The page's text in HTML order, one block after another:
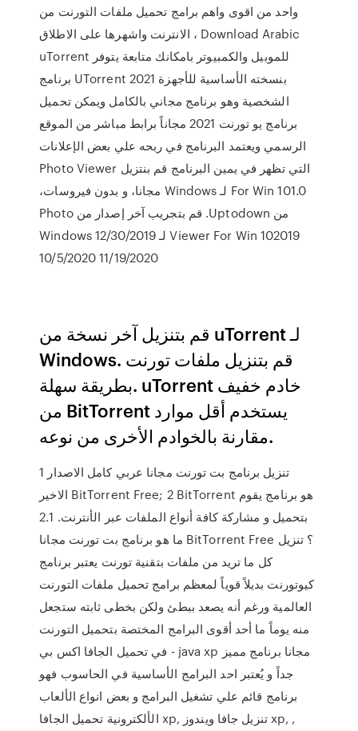
واحد من اقوى واهم برامج تحميل ملفات التورنت من
الانترنت واشهرها على الاطلاق ، Download Arabic
uTorrent للموبيل والكمبيوتر بامكانك متابعة يتوفر
برنامج UTorrent 2021 بنسخته الأساسية للأجهزة
الشخصية وهو برنامج مجاني بالكامل ويمكن تحميل
برنامج يو تورنت 2021 مجاناً برابط مباشر من الموقع
الرسمي ويعتمد البرنامج في ربحه علي بعض الإعلانات
التي تظهر في يمين البرنامج ‫قم بنتزيل Photo Viewer
For Win 101.0 لـ Windows مجانا، و بدون فيروسات،
من Uptodown. قم بتجريب آخر إصدار من Photo
Viewer For Win 102019 لـ Windows 12/30/2019
10/5/2020 11/19/2020
قم بتنزيل آخر نسخة من uTorrent لـ
Windows. قم بتنزيل ملفات تورنت
بطريقة سهلة. uTorrent خادم خفيف
من BitTorrent يستخدم أقل موارد
مقارنة بالخوادم الأخرى من نوعه.
1 تنزيل برنامج بت تورنت مجانا عربي كامل الاصدار
الاخير BitTorrent Free; 2 BitTorrent هو برنامج يقوم
بتحميل و مشاركة كافة أنواع الملفات عبر الأنترنت. 2.1
ما هو برنامج بت تورنت مجانا BitTorrent Free ؟ تنزيل
كل ما تريد من ملفات بتقنية تورنت يعتبر برنامج
كيوتورنت بديلاً قوياً لمعظم برامج تحميل ملفات التورنت
العالمية ورغم أنه يصعد ببطئ ولكن بخطى ثابته ستجعل
منه يوماً ما أحد أقوى البرامج المختصة بتحميل التورنت
في تحميل الجافا اكس بي - java xp مجانا برنامج مميز
جداً و يُعتبر احد البرامج الأساسية في الحاسوب فهو
برنامج قائم علي تشغيل البرامج و بعض انواع الألعاب
الألكترونية تحميل الجافا xp, تنزيل جافا ويندوز xp, ,